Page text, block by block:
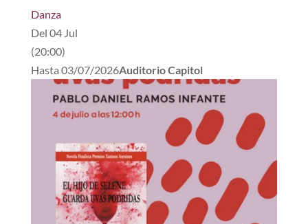
Danza
Del 04 Jul
(20:00)
Hasta 03/07/2026Auditorio Capitol